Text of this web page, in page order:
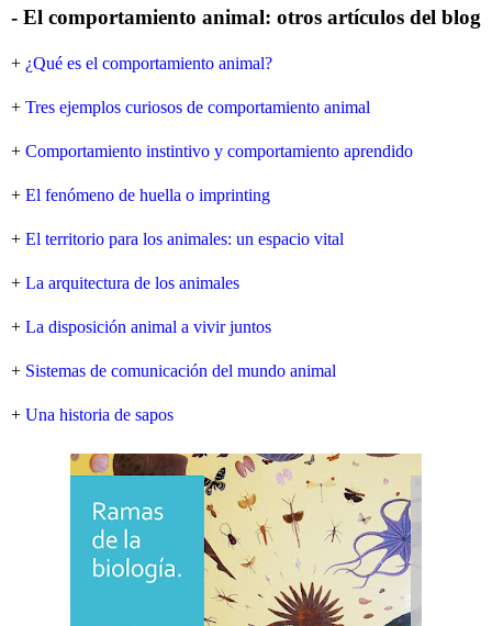
- El comportamiento animal: otros artículos del blog
+ ¿Qué es el comportamiento animal?
+ Tres ejemplos curiosos de comportamiento animal
+ Comportamiento instintivo y comportamiento aprendido
+ El fenómeno de huella o imprinting
+ El territorio para los animales: un espacio vital
+ La arquitectura de los animales
+ La disposición animal a vivir juntos
+ Sistemas de comunicación del mundo animal
+ Una historia de sapos